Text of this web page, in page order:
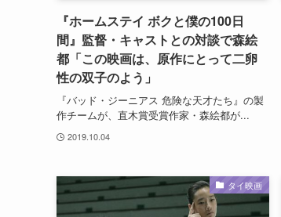
『ホームステイ ボクと僕の100日
間』監督・キャストとの対談で森絵
都「この映画は、原作にとって二卵
性の双子のよう」
『バッド・ジーニアス 危険な天才たち』の製
作チームが、直木賞受賞作家・森絵都が...
2019.10.04
タイ映画